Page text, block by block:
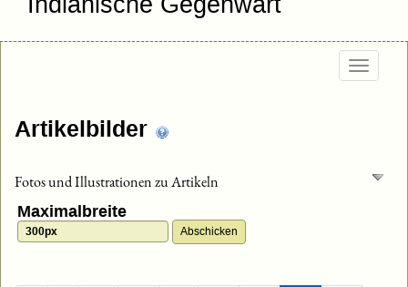
Artikelbilder
Fotos und Illustrationen zu Artikeln
Maximalbreite